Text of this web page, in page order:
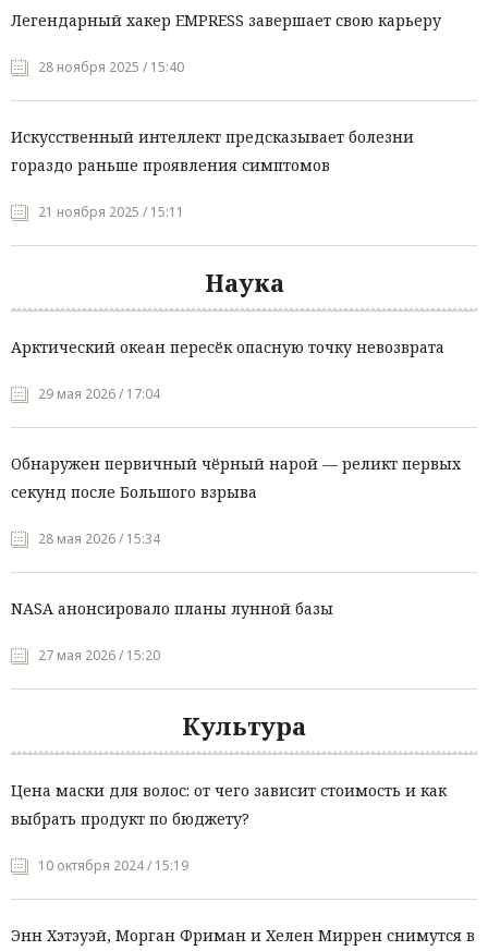
Легендарный хакер EMPRESS завершает свою карьеру
28 ноября 2025 / 15:40
Искусственный интеллект предсказывает болезни
гораздо раньше проявления симптомов
21 ноября 2025 / 15:11
Наука
Арктический океан пересёк опасную точку невозврата
29 мая 2026 / 17:04
Обнаружен первичный чёрный нарой — реликт первых
секунд после Большого взрыва
28 мая 2026 / 15:34
NASA анонсировало планы лунной базы
27 мая 2026 / 15:20
Культура
Цена маски для волос: от чего зависит стоимость и как
выбрать продукт по бюджету?
10 октября 2024 / 15:19
Энн Хэтэуэй, Морган Фриман и Хелен Миррен снимутся в